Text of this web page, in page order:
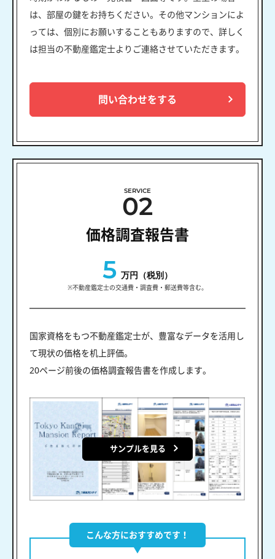
は、部屋の鍵をお持ちください。その他マンションによ
っては、個別にお願いすることもありますので、詳しく
は担当の不動産鑑定士よりご連絡させていただきます。
問い合わせをする
SERVICE
02
価格調査報告書
5 万円（税別）
※不動産鑑定士の交通費・調査費・郵送費等含む。
国家資格をもつ不動産鑑定士が、豊富なデータを活用し
て現状の価格を机上評価。
20ページ前後の価格調査報告書を作成します。
サンプルを見る
こんな方におすすめです！